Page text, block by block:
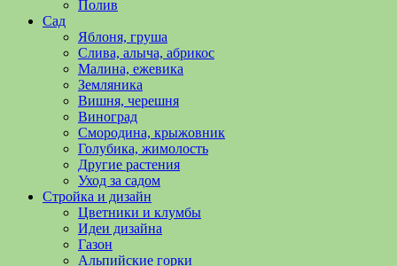
уходу
овощами,
растениями
Поможем
обустройстве
выращивании
Полив
Сад
Яблоня, груша
Слива, алыча, абрикос
Малина, ежевика
Земляника
Вишня, черешня
Виноград
Смородина, крыжовник
Голубика, жимолость
Другие растения
Уход за садом
Стройка и дизайн
Цветники и клумбы
Идеи дизайна
Газон
Альпийские горки